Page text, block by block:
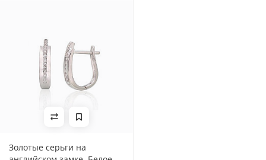
Золотые серьги на